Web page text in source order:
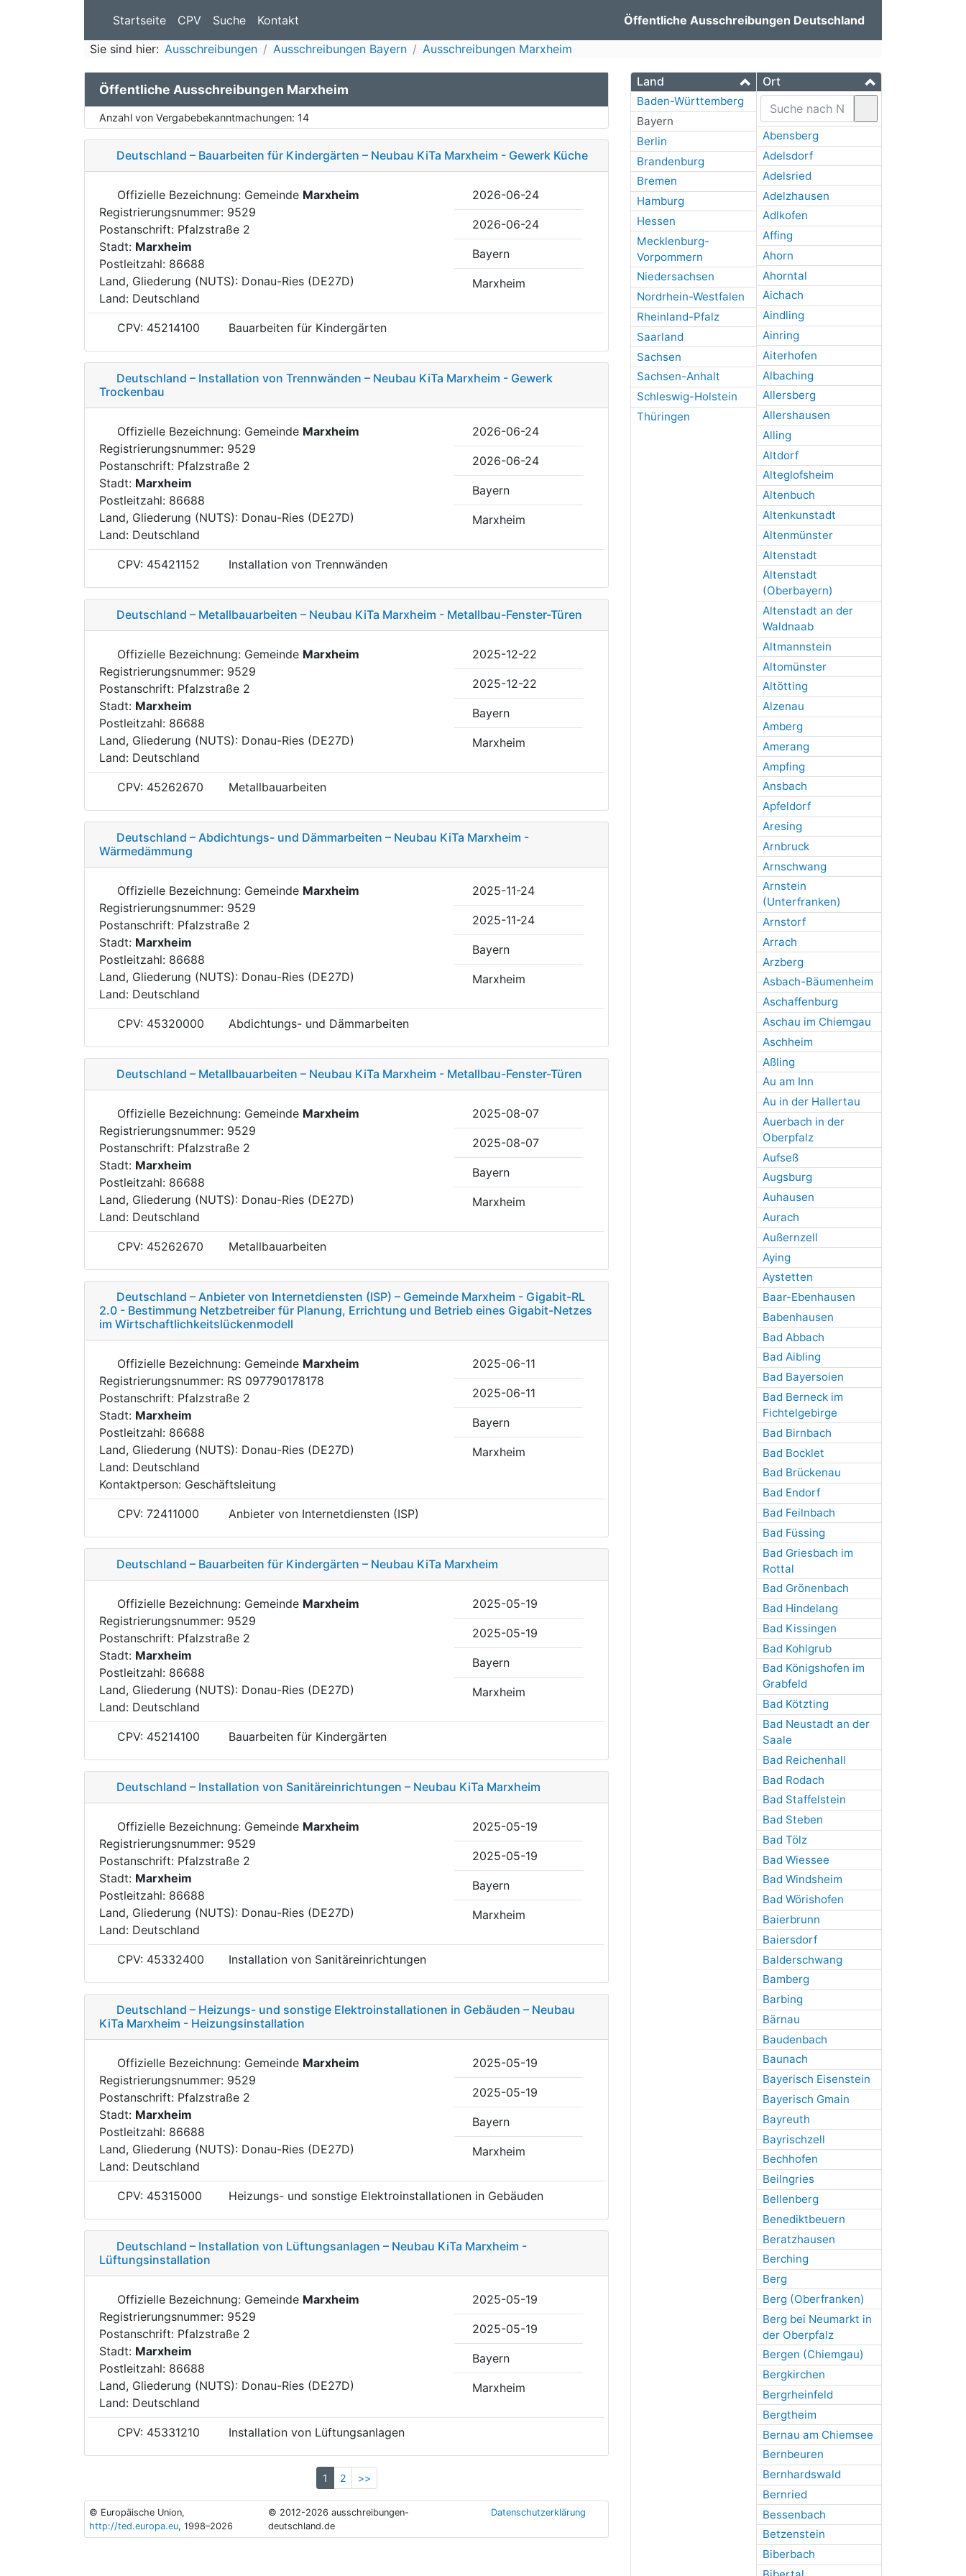
Startseite CPV Suche Kontakt Öffentliche Ausschreibungen Deutschland
Sie sind hier: Ausschreibungen Ausschreibungen Bayern Ausschreibungen Marxheim
Land
Baden-Württemberg
Bayern
Berlin
Brandenburg
Bremen
Hamburg
Hessen
Mecklenburg-
Vorpommern
Niedersachsen
Nordrhein-Westfalen
Rheinland-Pfalz
Saarland
Sachsen
Sachsen-Anhalt
Schleswig-Holstein
Thüringen
Ort
Abensberg
Adelsdorf
Adelsried
Adelzhausen
Adlkofen
Affing
Ahorn
Ahorntal
Aichach
Aindling
Ainring
Aiterhofen
Albaching
Allersberg
Allershausen
Alling
Altdorf
Alteglofsheim
Altenbuch
Altenkunstadt
Altenmünster
Altenstadt
Altenstadt
(Oberbayern)
Altenstadt an der
Waldnaab
Altmannstein
Altomünster
Altötting
Alzenau
Amberg
Amerang
Ampfing
Ansbach
Apfeldorf
Aresing
Arnbruck
Arnschwang
Arnstein
(Unterfranken)
Arnstorf
Arrach
Arzberg
Asbach-Bäumenheim
Aschaffenburg
Aschau im Chiemgau
Aschheim
Aßling
Au am Inn
Au in der Hallertau
Auerbach in der
Oberpfalz
Aufseß
Augsburg
Auhausen
Aurach
Außernzell
Aying
Aystetten
Baar-Ebenhausen
Babenhausen
Bad Abbach
Bad Aibling
Bad Bayersoien
Bad Berneck im
Fichtelgebirge
Bad Birnbach
Bad Bocklet
Bad Brückenau
Bad Endorf
Bad Feilnbach
Bad Füssing
Bad Griesbach im
Rottal
Bad Grönenbach
Bad Hindelang
Bad Kissingen
Bad Kohlgrub
Bad Königshofen im
Grabfeld
Bad Kötzting
Bad Neustadt an der
Saale
Bad Reichenhall
Bad Rodach
Bad Staffelstein
Bad Steben
Bad Tölz
Bad Wiessee
Bad Windsheim
Bad Wörishofen
Baierbrunn
Baiersdorf
Balderschwang
Bamberg
Barbing
Bärnau
Baudenbach
Baunach
Bayerisch Eisenstein
Bayerisch Gmain
Bayreuth
Bayrischzell
Bechhofen
Beilngries
Bellenberg
Benediktbeuern
Beratzhausen
Berching
Berg
Berg (Oberfranken)
Berg bei Neumarkt in
der Oberpfalz
Bergen (Chiemgau)
Bergkirchen
Bergrheinfeld
Bergtheim
Bernau am Chiemsee
Bernbeuren
Bernhardswald
Bernried
Bessenbach
Betzenstein
Biberbach
Öffentliche Ausschreibungen Marxheim
Anzahl von Vergabebekanntmachungen: 14
Deutschland – Bauarbeiten für Kindergärten – Neubau KiTa Marxheim - Gewerk Küche
Offizielle Bezeichnung: Gemeinde Marxheim
Registrierungsnummer: 9529
Postanschrift: Pfalzstraße 2
Stadt: Marxheim
Postleitzahl: 86688
Land, Gliederung (NUTS): Donau-Ries (DE27D)
Land: Deutschland
2026-06-24
2026-06-24
Bayern
Marxheim
CPV: 45214100 Bauarbeiten für Kindergärten
Deutschland – Installation von Trennwänden – Neubau KiTa Marxheim - Gewerk
Trockenbau
Offizielle Bezeichnung: Gemeinde Marxheim
Registrierungsnummer: 9529
Postanschrift: Pfalzstraße 2
Stadt: Marxheim
Postleitzahl: 86688
Land, Gliederung (NUTS): Donau-Ries (DE27D)
Land: Deutschland
2026-06-24
2026-06-24
Bayern
Marxheim
CPV: 45421152 Installation von Trennwänden
Deutschland – Metallbauarbeiten – Neubau KiTa Marxheim - Metallbau-Fenster-Türen
Offizielle Bezeichnung: Gemeinde Marxheim
Registrierungsnummer: 9529
Postanschrift: Pfalzstraße 2
Stadt: Marxheim
Postleitzahl: 86688
Land, Gliederung (NUTS): Donau-Ries (DE27D)
Land: Deutschland
2025-12-22
2025-12-22
Bayern
Marxheim
CPV: 45262670 Metallbauarbeiten
Deutschland – Abdichtungs- und Dämmarbeiten – Neubau KiTa Marxheim -
Wärmedämmung
Offizielle Bezeichnung: Gemeinde Marxheim
Registrierungsnummer: 9529
Postanschrift: Pfalzstraße 2
Stadt: Marxheim
Postleitzahl: 86688
Land, Gliederung (NUTS): Donau-Ries (DE27D)
Land: Deutschland
2025-11-24
2025-11-24
Bayern
Marxheim
CPV: 45320000 Abdichtungs- und Dämmarbeiten
Deutschland – Metallbauarbeiten – Neubau KiTa Marxheim - Metallbau-Fenster-Türen
Offizielle Bezeichnung: Gemeinde Marxheim
Registrierungsnummer: 9529
Postanschrift: Pfalzstraße 2
Stadt: Marxheim
Postleitzahl: 86688
Land, Gliederung (NUTS): Donau-Ries (DE27D)
Land: Deutschland
2025-08-07
2025-08-07
Bayern
Marxheim
CPV: 45262670 Metallbauarbeiten
Deutschland – Anbieter von Internetdiensten (ISP) – Gemeinde Marxheim - Gigabit-RL
2.0 - Bestimmung Netzbetreiber für Planung, Errichtung und Betrieb eines Gigabit-Netzes
im Wirtschaftlichkeitslückenmodell
Offizielle Bezeichnung: Gemeinde Marxheim
Registrierungsnummer: RS 097790178178
Postanschrift: Pfalzstraße 2
Stadt: Marxheim
Postleitzahl: 86688
Land, Gliederung (NUTS): Donau-Ries (DE27D)
Land: Deutschland
Kontaktperson: Geschäftsleitung
2025-06-11
2025-06-11
Bayern
Marxheim
CPV: 72411000 Anbieter von Internetdiensten (ISP)
Deutschland – Bauarbeiten für Kindergärten – Neubau KiTa Marxheim
Offizielle Bezeichnung: Gemeinde Marxheim
Registrierungsnummer: 9529
Postanschrift: Pfalzstraße 2
Stadt: Marxheim
Postleitzahl: 86688
Land, Gliederung (NUTS): Donau-Ries (DE27D)
Land: Deutschland
2025-05-19
2025-05-19
Bayern
Marxheim
CPV: 45214100 Bauarbeiten für Kindergärten
Deutschland – Installation von Sanitäreinrichtungen – Neubau KiTa Marxheim
Offizielle Bezeichnung: Gemeinde Marxheim
Registrierungsnummer: 9529
Postanschrift: Pfalzstraße 2
Stadt: Marxheim
Postleitzahl: 86688
Land, Gliederung (NUTS): Donau-Ries (DE27D)
Land: Deutschland
2025-05-19
2025-05-19
Bayern
Marxheim
CPV: 45332400 Installation von Sanitäreinrichtungen
Deutschland – Heizungs- und sonstige Elektroinstallationen in Gebäuden – Neubau
KiTa Marxheim - Heizungsinstallation
Offizielle Bezeichnung: Gemeinde Marxheim
Registrierungsnummer: 9529
Postanschrift: Pfalzstraße 2
Stadt: Marxheim
Postleitzahl: 86688
Land, Gliederung (NUTS): Donau-Ries (DE27D)
Land: Deutschland
2025-05-19
2025-05-19
Bayern
Marxheim
CPV: 45315000 Heizungs- und sonstige Elektroinstallationen in Gebäuden
Deutschland – Installation von Lüftungsanlagen – Neubau KiTa Marxheim -
Lüftungsinstallation
Offizielle Bezeichnung: Gemeinde Marxheim
Registrierungsnummer: 9529
Postanschrift: Pfalzstraße 2
Stadt: Marxheim
Postleitzahl: 86688
Land, Gliederung (NUTS): Donau-Ries (DE27D)
Land: Deutschland
2025-05-19
2025-05-19
Bayern
Marxheim
CPV: 45331210 Installation von Lüftungsanlagen
1 2 >>
© Europäische Union,
http://ted.europa.eu, 1998–2026
© 2012-2026 ausschreibungen-
deutschland.de
Datenschutzerklärung